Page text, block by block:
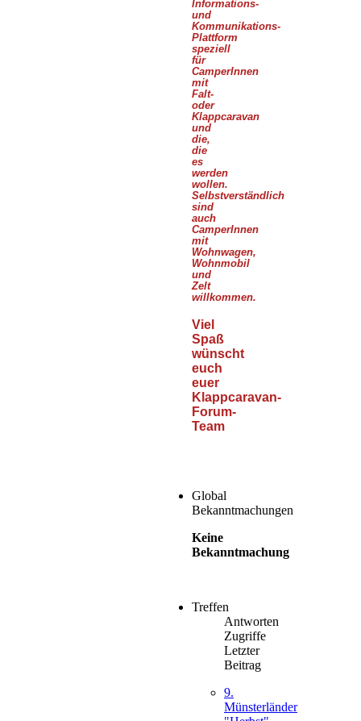
Informations-
und
Kommunikations-
Plattform
speziell
für
CamperInnen
mit
Falt-
oder
Klappcaravan
und
die,
die
es
werden
wollen.
Selbstverständlich
sind
auch
CamperInnen
mit
Wohnwagen,
Wohnmobil
und
Zelt
willkommen.
Viel
Spaß
wünscht
euch
euer
Klappcaravan-
Forum-
Team
Global
Bekanntmachungen
Keine
Bekanntmachung
Treffen
Antworten
Zugriffe
Letzter
Beitrag
9.
Münsterländer